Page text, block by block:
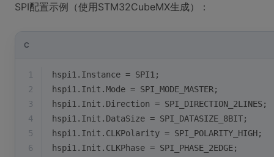
SPI配置示例（使用STM32CubeMX生成）：
C
1
hspi1.Instance = SPI1;
2
hspi1.Init.Mode = SPI_MODE_MASTER;
3
hspi1.Init.Direction = SPI_DIRECTION_2LINES;
4
hspi1.Init.DataSize = SPI_DATASIZE_8BIT;
5
hspi1.Init.CLKPolarity = SPI_POLARITY_HIGH;
6
hspi1.Init.CLKPhase = SPI_PHASE_2EDGE;